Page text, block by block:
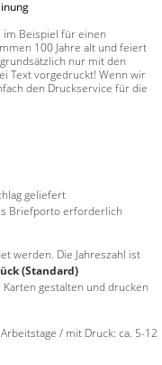
im Beispiel für einen
100 Jahre alt und feiert
nur mit den
Text vorgedruckt! Wenn wir
den Druckservice für die
geliefert
Briefporto erforderlich
werden. Die Jahreszahl ist
(Standard)
gestalten und drucken
/ mit Druck: ca. 5-12